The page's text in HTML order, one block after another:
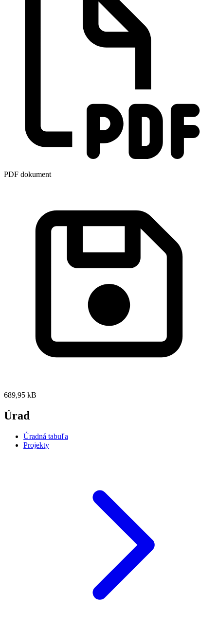
PDF dokument
689,95 kB
Úrad
Úradná tabuľa
Projekty